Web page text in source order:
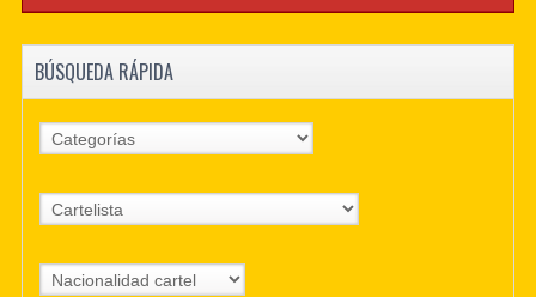
BÚSQUEDA RÁPIDA